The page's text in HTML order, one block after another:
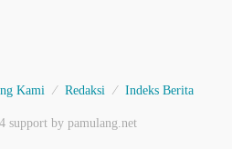
Kami Redaksi Indeks Berita
support by pamulang.net